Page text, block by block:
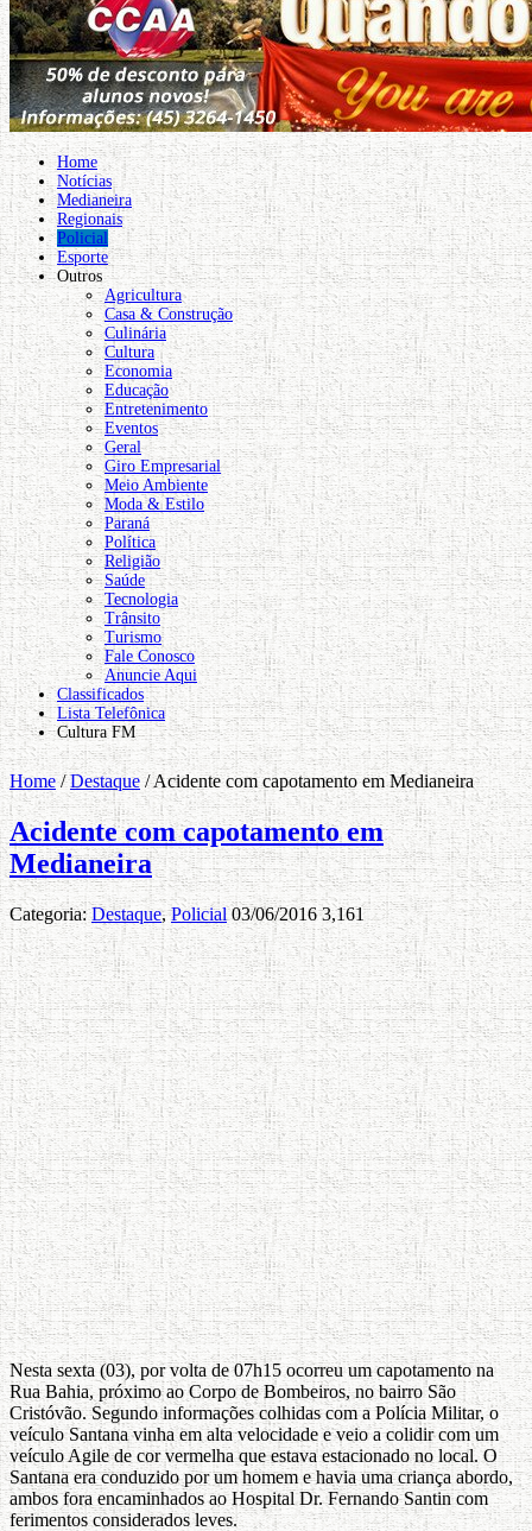
Home
Notícias
Medianeira
Regionais
Policial
Esporte
Outros
Agricultura
Casa & Construção
Culinária
Cultura
Economia
Educação
Entretenimento
Eventos
Geral
Giro Empresarial
Meio Ambiente
Moda & Estilo
Paraná
Política
Religião
Saúde
Tecnologia
Trânsito
Turismo
Fale Conosco
Anuncie Aqui
Classificados
Lista Telefônica
Cultura FM
Home/Destaque /Acidente com capotamento em Medianeira
Acidente com capotamento em
Medianeira
Categoria:Destaque,Policial 03/06/2016 3,161
Nesta sexta (03), por volta de 07h15 ocorreu um capotamento na
Rua Bahia, próximo ao Corpo de Bombeiros, no bairro São
Cristóvão. Segundo informações colhidas com a Polícia Militar, o
veículo Santana vinha em alta velocidade e veio a colidir com um
veículo Agile de cor vermelha que estava estacionado no local. O
Santana era conduzido por um homem e havia uma criança abordo,
ambos fora encaminhados ao Hospital Dr. Fernando Santin com
ferimentos considerados leves.